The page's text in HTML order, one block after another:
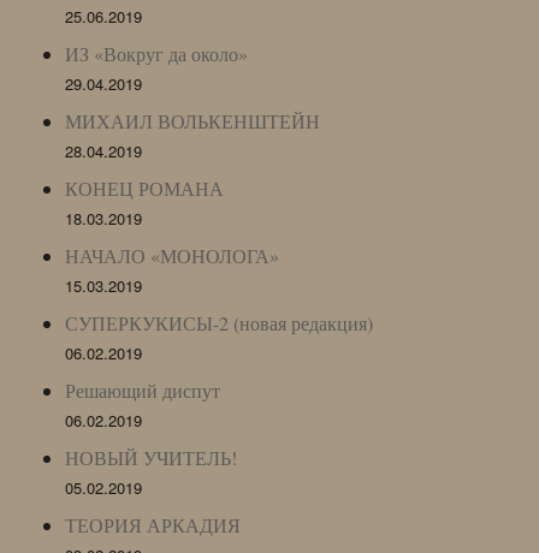
25.06.2019
ИЗ «Вокруг да около»
29.04.2019
МИХАИЛ ВОЛЬКЕНШТЕЙН
28.04.2019
КОНЕЦ РОМАНА
18.03.2019
НАЧАЛО «МОНОЛОГА»
15.03.2019
СУПЕРКУКИСЫ-2 (новая редакция)
06.02.2019
Решающий диспут
06.02.2019
НОВЫЙ УЧИТЕЛЬ!
05.02.2019
ТЕОРИЯ АРКАДИЯ